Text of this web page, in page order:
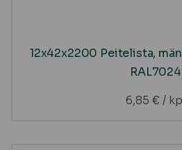
12x42x2200 Peitelista,
RAL7024
6,85 € /